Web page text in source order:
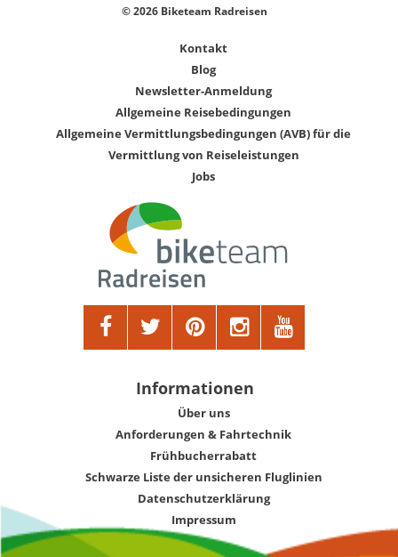
© 2026 Biketeam Radreisen
Kontakt
Blog
Newsletter-Anmeldung
Allgemeine Reisebedingungen
Allgemeine Vermittlungsbedingungen (AVB) für die
Vermittlung von Reiseleistungen
Jobs
Informationen
Über uns
Anforderungen & Fahrtechnik
Frühbucherrabatt
Schwarze Liste der unsicheren Fluglinien
Datenschutzerklärung
Impressum